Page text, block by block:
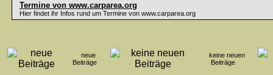
Termine von www.carparea.org
Hier findet ihr Infos rund um Termine von www.carparea.org
neue
Beiträge
keine neuen
Beiträge